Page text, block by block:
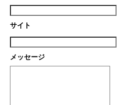
サイト
メッセージ